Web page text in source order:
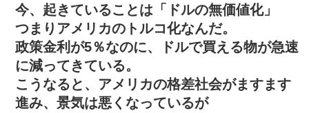
今、起きていることは「ドルの無価値化」
つまりアメリカのトルコ化なんだ。
政策金利が5％なのに、ドルで買える物が急速
に減ってきている。
こうなると、アメリカの格差社会がますます
進み、景気は悪くなっているが